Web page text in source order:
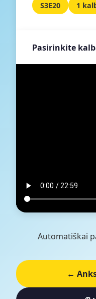
S3E20 1
Pasirinkite
Automatiškai
←